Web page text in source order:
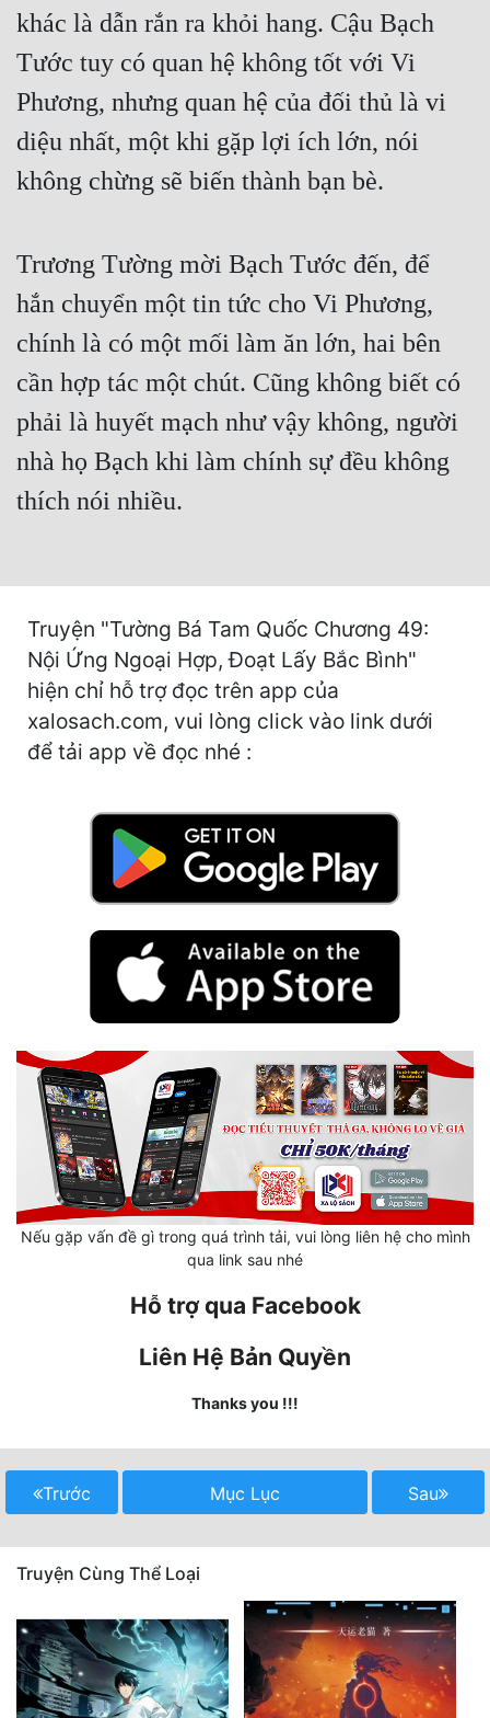
Kiếm Hiệp
Kỳ Huyễn
Kỳ Ảo
Linh Dị
Mạt Thế
Mỹ Thực
Ngôn Tình
Ngược
Nữ Cường
Phương Tây
Phản Phái
Quan Trường
Trinh Thám
Triều Đấu
Trùng Sinh
Trọng Sinh
Tu Chân
Võng Du
Xuyên Không
Xuyên Thư
Điền Văn
khác là dẫn rắn ra khỏi hang. Cậu Bạch
Tước tuy có quan hệ không tốt với Vi
Phương, nhưng quan hệ của đối thủ là vi
diệu nhất, một khi gặp lợi ích lớn, nói
không chừng sẽ biến thành bạn bè.
Trương Tường mời Bạch Tước đến, để
hắn chuyển một tin tức cho Vi Phương,
chính là có một mối làm ăn lớn, hai bên
cần hợp tác một chút. Cũng không biết có
phải là huyết mạch như vậy không, người
nhà họ Bạch khi làm chính sự đều không
thích nói nhiều.
Truyện "Tường Bá Tam Quốc Chương 49:
Nội Ứng Ngoại Hợp, Đoạt Lấy Bắc Bình"
hiện chỉ hỗ trợ đọc trên app của
xalosach.com, vui lòng click vào link dưới
để tải app về đọc nhé :
Nếu gặp vấn đề gì trong quá trình tải, vui lòng liên hệ cho mình
qua link sau nhé
Hỗ trợ qua Facebook
Liên Hệ Bản Quyền
Thanks you !!!
Trước Mục Lục Sau
Truyện Cùng Thể Loại